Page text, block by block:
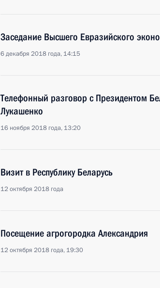
Заседание Высшего Евразийского
6 декабря 2018 года, 14:15
Телефонный разговор с Президентом
Лукашенко
16 ноября 2018 года, 13:20
Визит в Республику Беларусь
12 октября 2018 года
Посещение агрогородка Александрия
12 октября 2018 года, 19:30